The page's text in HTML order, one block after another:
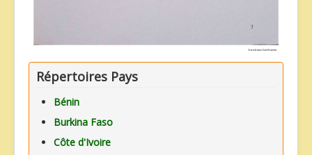
Répertoires Pays
Bénin
Burkina Faso
Côte d'Ivoire